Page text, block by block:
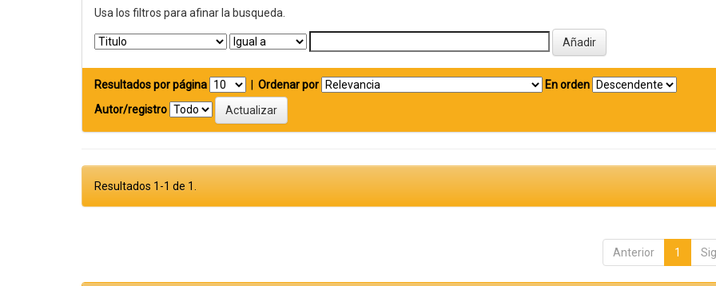
Usa los filtros para afinar la busqueda.
Resultados por página Ordenar por
En orden
Autor/registro
Resultados 1-1 de 1.
Anterior 1